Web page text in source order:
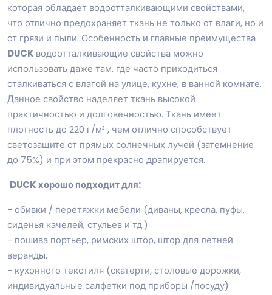
которая обладает водоотталкивающими свойствами,
что отлично предохраняет ткань не только от влаги, но и
от грязи и пыли. Особенность и главные преимущества
DUCK водоотталкивающие свойства можно
использовать даже там, где часто приходиться
сталкиваться с влагой на улице, кухне, в ванной комнате.
Данное свойство наделяет ткань высокой
практичностью и долговечностью. Ткань имеет
плотность до 220 г/м² , чем отлично способствует
светозащите от прямых солнечных лучей (затемнение
до 75%) и при этом прекрасно драпируется.
DUCK хорошо подходит для:
- обивки / перетяжки мебели (диваны, кресла, пуфы,
сиденья качелей, стульев и тд.)
- пошива портьер, римских штор, штор для летней
веранды.
- кухонного текстиля (скатерти, столовые дорожки,
индивидуальные салфетки под приборы /посуду)